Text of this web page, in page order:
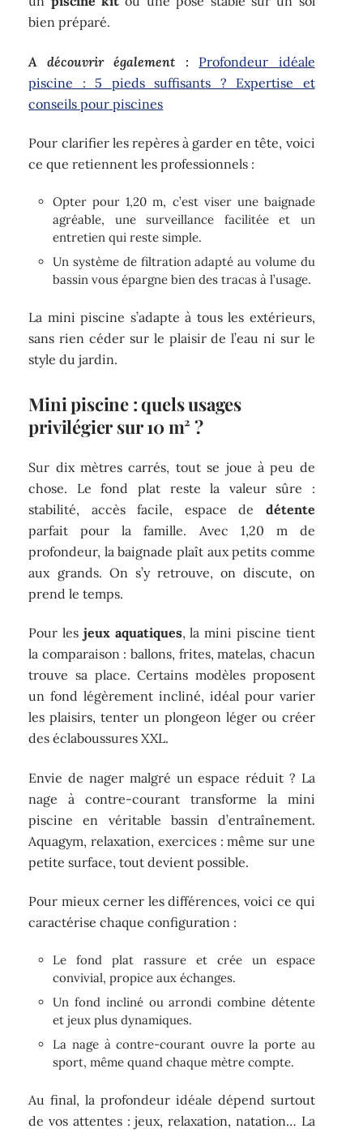
bien préparé.
A découvrir également :
Profondeur idéale
piscine : 5 pieds suffisants ? Expertise et
conseils pour piscines
Pour clarifier les repères à garder en tête, voici
ce que retiennent les professionnels :
Opter pour 1,20 m, c’est viser une baignade
agréable, une surveillance facilitée et un
entretien qui reste simple.
Un système de filtration adapté au volume du
bassin vous épargne bien des tracas à l’usage.
La mini piscine s’adapte à tous les extérieurs,
sans rien céder sur le plaisir de l’eau ni sur le
style du jardin.
Mini piscine : quels usages
privilégier sur 10 m² ?
Sur dix mètres carrés, tout se joue à peu de
chose. Le fond plat reste la valeur sûre :
stabilité, accès facile, espace de détente
parfait pour la famille. Avec 1,20 m de
profondeur, la baignade plaît aux petits comme
aux grands. On s’y retrouve, on discute, on
prend le temps.
Pour les jeux aquatiques, la mini piscine tient
la comparaison : ballons, frites, matelas, chacun
trouve sa place. Certains modèles proposent
un fond légèrement incliné, idéal pour varier
les plaisirs, tenter un plongeon léger ou créer
des éclaboussures XXL.
Envie de nager malgré un espace réduit ? La
nage à contre-courant transforme la mini
piscine en véritable bassin d’entraînement.
Aquagym, relaxation, exercices : même sur une
petite surface, tout devient possible.
Pour mieux cerner les différences, voici ce qui
caractérise chaque configuration :
Le fond plat rassure et crée un espace
convivial, propice aux échanges.
Un fond incliné ou arrondi combine détente
et jeux plus dynamiques.
La nage à contre-courant ouvre la porte au
sport, même quand chaque mètre compte.
Au final, la profondeur idéale dépend surtout
de vos attentes : jeux, relaxation, natation… La